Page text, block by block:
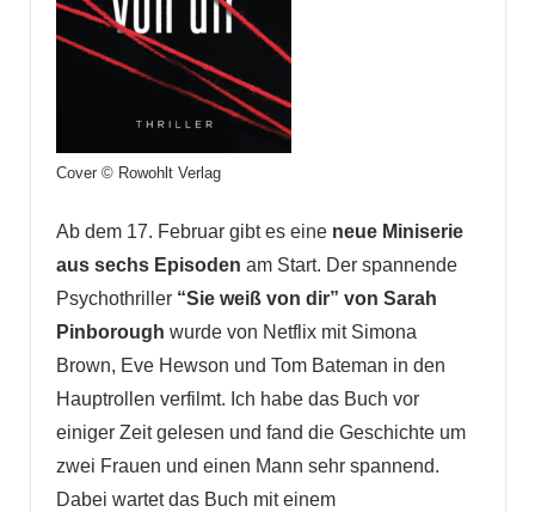
Cover © Rowohlt Verlag
Ab dem 17. Februar gibt es eine neue Miniserie
aus sechs Episoden am Start. Der spannende
Psychothriller “Sie weiß von dir” von Sarah
Pinborough wurde von Netflix mit Simona
Brown, Eve Hewson und Tom Bateman in den
Hauptrollen verfilmt. Ich habe das Buch vor
einiger Zeit gelesen und fand die Geschichte um
zwei Frauen und einen Mann sehr spannend.
Dabei wartet das Buch mit einem